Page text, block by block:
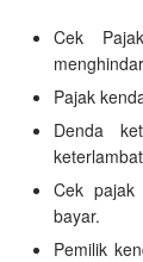
Cek
Pajak
Denda
Cek pajak
bayar.
Pemilik